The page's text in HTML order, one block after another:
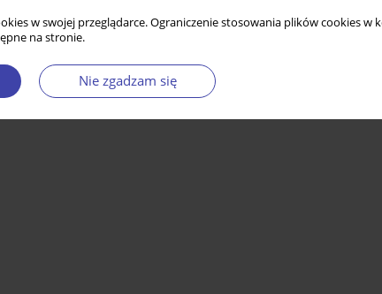
w swojej przeglądarce. Ograniczenie stosowania plików cookies w
na stronie.
Nie zgadzam się